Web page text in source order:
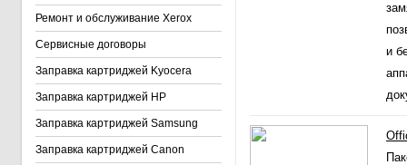
Ремонт и обслуживание Xerox
Сервисные договоры
Заправка картриджей Kyocera
Заправка картриджей HP
Заправка картриджей Samsung
Заправка картриджей Canon
и